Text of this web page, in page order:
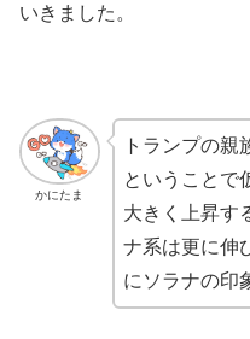
いきました。
かにたま
トランプの親
ということで
大きく上昇す
ナ系は更に伸
にソラナの印